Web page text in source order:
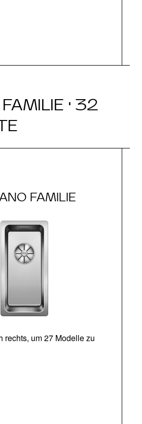
· 32
FAMILIE
rechts, um 27 Modelle zu